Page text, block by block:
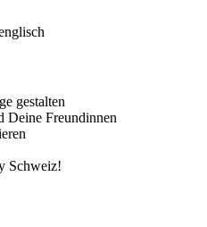
gestalten
Deine Freundinnen
Schweiz!